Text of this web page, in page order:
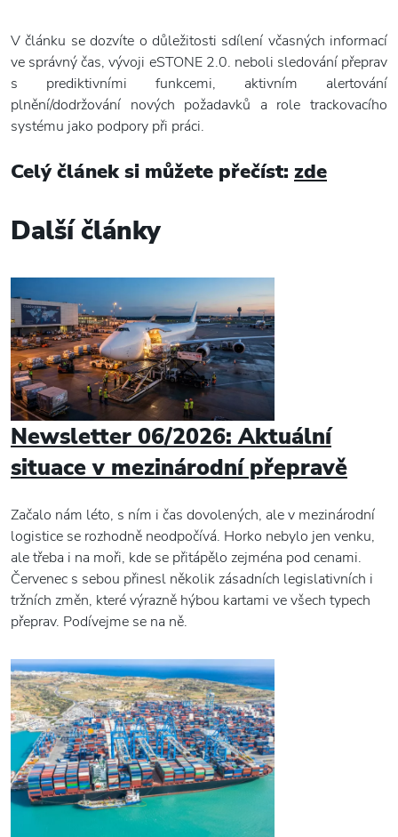
V článku se dozvíte o důležitosti sdílení včasných informací
ve správný čas, vývoji eSTONE 2.0. neboli sledování přeprav
s prediktivními funkcemi, aktivním alertování
plnění/dodržování nových požadavků a role trackovacího
systému jako podpory při práci.
Celý článek si můžete přečíst: zde
Další články
Newsletter 06/2026: Aktuální
situace v mezinárodní přepravě
Začalo nám léto, s ním i čas dovolených, ale v mezinárodní
logistice se rozhodně neodpočívá. Horko nebylo jen venku,
ale třeba i na moři, kde se přitápělo zejména pod cenami.
Červenec s sebou přinesl několik zásadních legislativních i
tržních změn, které výrazně hýbou kartami ve všech typech
přeprav. Podívejme se na ně.